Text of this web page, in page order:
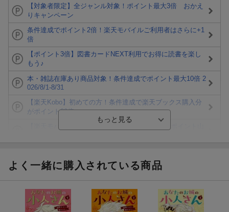
【対象者限定】全ジャンル対象！ポイント最大3倍 おかえ
りキャンペーン
条件達成でポイント2倍！楽天モバイルご利用者はさらに+1
倍
【ポイント3倍】図書カードNEXT利用でお得に読書を楽し
もう♪
本・雑誌在庫あり商品対象！条件達成でポイント最大10倍 2
026/8/1-8/31
【楽天Kobo】初めての方！条件達成で楽天ブックス購入分
がポイント20倍
ト山分け
エントリー＆3,000円以上購入で無料データSIM（3GB/月プ
ラン）が当たる！
よく一緒に購入されている商品